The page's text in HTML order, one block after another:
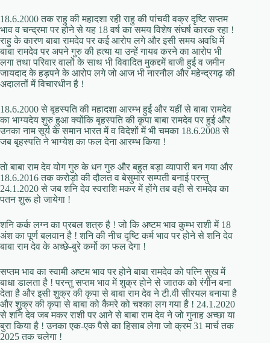
18.6.2000 तक राहु की महादशा रही राहु की पांचवी वक्र दृष्टि सप्तम
भाव व चन्द्रमा पर होने से यह 18 वर्ष का समय विशेष संघर्ष कारक रहा !
राहु के कारण बाबा रामदेव पर कई आरोप लगे और इसी समय अवधि में
बाबा रामदेव पर अपने गुरु की हत्या या उन्हें गायब करने का आरोप भी
लगा तथा परिवार वालों के साथ भी विवादित मुकद्दमें बाजी हुई व जमीन
जायदाद के हड़पने के आरोप लगे जो आज भी नारनौल और महेन्द्रगढ़ की
अदालतों में विचारधीन है !
18.6.2000 से बृहस्पति की महादशा आरम्भ हुई और यहीं से बाबा रामदेव
का भाग्यदेय शुरु हुआ क्योंकि बृहस्पति की कृपा बाबा रामदेव पर हुई और
उनका नाम सूर्य के समान भारत में व विदेशों में भी चमका 18.6.2008 से
जब बृहस्पति ने भाग्येश का फल देना आरम्भ किया !
तो बाबा राम देव योग गुरु के धन गुरु और बहुत बड़ा व्यापारी बन गया और
18.6.2016 तक करोड़ो की दौलत व बेसुमार सम्पती बनाई परन्तु
24.1.2020 से जब शनि देव स्वराशि मकर में होंगे तब वही से रामदेव का
पतन शुरू हो जायेगा !
शनि कर्क लग्न का प्रबल शत्रु है ! जो कि अष्टम भाव कुम्भ राशी में 18
अंश का पूर्ण बलवान है ! शनि की नीच दृष्टि कर्म भाव पर होने से शनि देव
बाबा राम देव के अच्छे-बुरे कर्मो का फल देगा !
सप्तम भाव का स्वामी अष्टम भाव पर होने बाबा रामदेव को पत्नि सुख में
बाधा डालता है ! परन्तु सप्तम भाव में शुक्र होने से जातक को रंगीन बना
देता है और इसी शुक्र की कृपा से बाबा राम देव ने टी.वी सीरयल बनाया है
और शुक्र की कृपा से बाबा को कैमरे को चश्का लग गया है ! 24.1.2020
से शनि देव जब मकर राशी पर आने से बाबा राम देव ने जो गुनाह अच्छा या
बुरा किया है ! उनका एक-एक पैसे का हिसाब लेगा जो क्रम 31 मार्च तक
2025 तक चलेगा !